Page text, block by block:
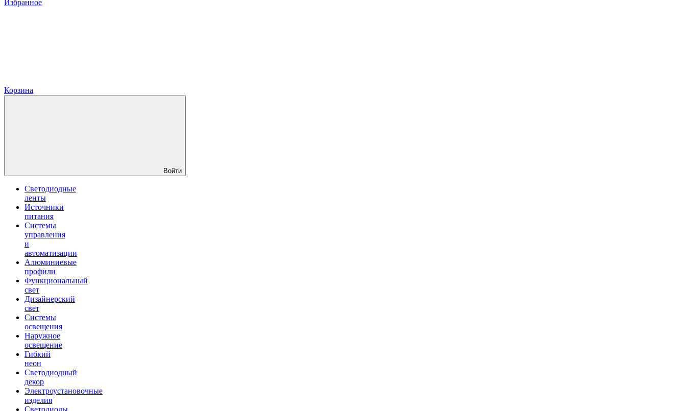
Избранное
Корзина
Войти
Светодиодные
ленты
Источники
питания
Системы
управления
и
автоматизации
Алюминиевые
профили
Функциональный
свет
Дизайнерский
свет
Системы
освещения
Наружное
освещение
Гибкий
неон
Светодиодный
декор
Электроустановочные
изделия
Светодиоды